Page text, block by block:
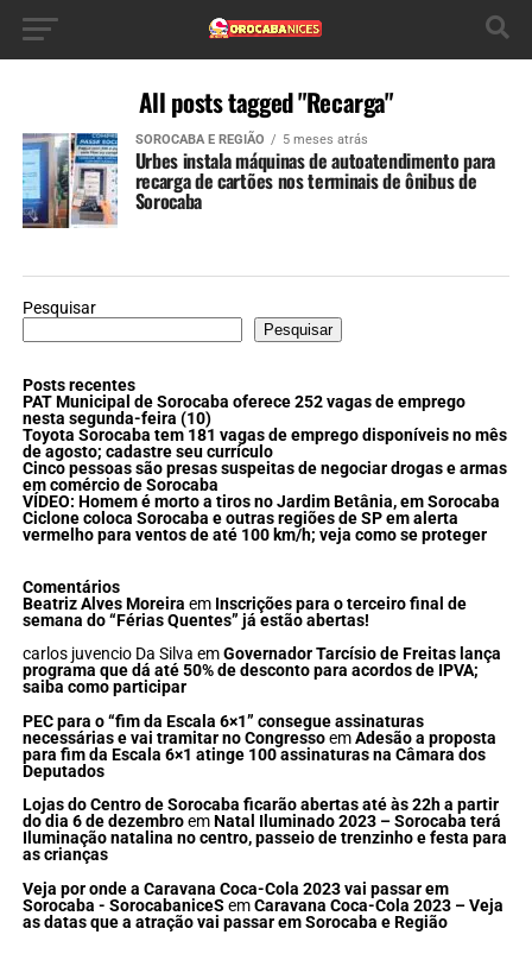
All posts tagged "Recarga"
SOROCABA E REGIÃO 5 meses atrás
Urbes instala máquinas de autoatendimento para
recarga de cartões nos terminais de ônibus de
Sorocaba
Pesquisar
Pesquisar
Posts recentes
PAT Municipal de Sorocaba oferece 252 vagas de emprego
nesta segunda-feira (10)
Toyota Sorocaba tem 181 vagas de emprego disponíveis no mês
de agosto; cadastre seu currículo
Cinco pessoas são presas suspeitas de negociar drogas e armas
em comércio de Sorocaba
VÍDEO: Homem é morto a tiros no Jardim Betânia, em Sorocaba
Ciclone coloca Sorocaba e outras regiões de SP em alerta
vermelho para ventos de até 100 km/h; veja como se proteger
Comentários
Beatriz Alves Moreira em Inscrições para o terceiro final de
semana do “Férias Quentes” já estão abertas!
carlos juvencio Da Silva emGovernador Tarcísio de Freitas lança
programa que dá até 50% de desconto para acordos de IPVA;
saiba como participar
PEC para o “fim da Escala 6×1” consegue assinaturas
necessárias e vai tramitar no CongressoemAdesão a proposta
para fim da Escala 6×1 atinge 100 assinaturas na Câmara dos
Deputados
Lojas do Centro de Sorocaba ficarão abertas até às 22h a partir
do dia 6 de dezembroemNatal Iluminado 2023 – Sorocaba terá
Iluminação natalina no centro, passeio de trenzinho e festa para
as crianças
Veja por onde a Caravana Coca-Cola 2023 vai passar em
Sorocaba - SorocabaniceS emCaravana Coca-Cola 2023 – Veja
as datas que a atração vai passar em Sorocaba e Região